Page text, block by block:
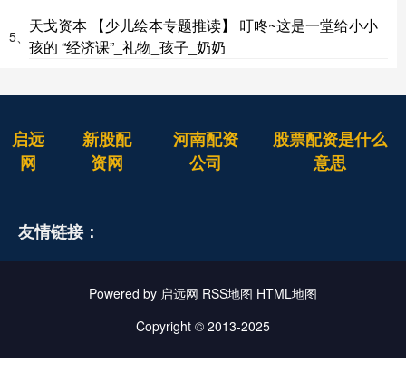
5、
天戈资本 【少儿绘本专题推读】 叮咚~这是一堂给小小
孩的 “经济课”_礼物_孩子_奶奶
启远
网
新股配
资网
河南配资
公司
股票配资是什么
意思
友情链接：
Powered by 启远网 RSS地图 HTML地图
Copyright © 2013-2025